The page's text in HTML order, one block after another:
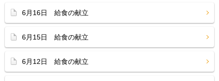
6月16日 給食の献立
6月15日 給食の献立
6月12日 給食の献立